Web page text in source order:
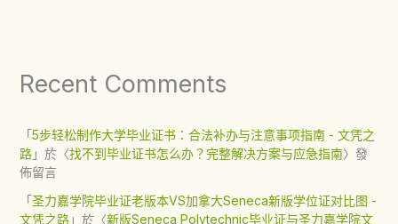
Recent Comments
「5步轻松制作大学毕业证书：合法补办与注意事项指南 - 文凭之
路」於〈找不到毕业证书怎么办？完整解决方案与应急指南〉發
佈留言
「圣力嘉学院毕业证老版本VS加拿大Seneca新版学位证对比图 -
文凭之路」於〈新版Seneca Polytechnic毕业证与圣力嘉学院文